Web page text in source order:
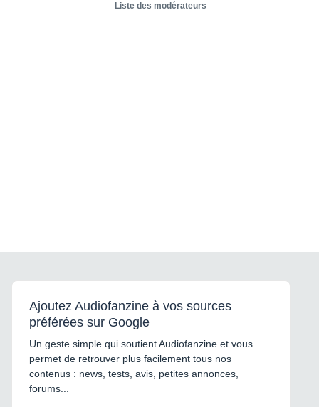
Liste des modérateurs
Ajoutez Audiofanzine à vos sources
préférées sur Google
Un geste simple qui soutient Audiofanzine et vous
permet de retrouver plus facilement tous nos
contenus : news, tests, avis, petites annonces,
forums...